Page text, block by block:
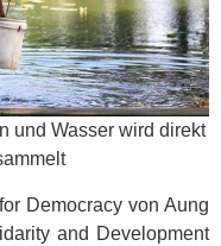
und Wasser wird direkt
Democracy von Aung
and Development